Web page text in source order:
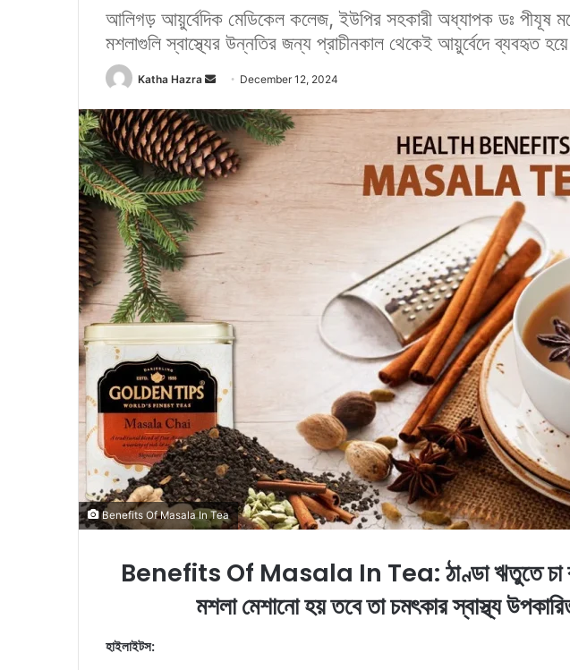
আলিগড় আয়ুর্বেদিক মেডিকেল কলেজ, ইউপির সহকারী অধ্যাপক ডঃ পীযূষ
মশলাগুলি স্বাস্থ্যের উন্নতির জন্য প্রাচীনকাল থেকেই আয়ুর্বেদে ব্যবহৃত
Katha Hazra
n
d
a
n
e
m
a
December 12, 2024
Benefits Of Masala In Tea
Benefits Of Masala In Tea: ঠাণ্ডা ঋতুতে চা
মশলা মেশানো হয় তবে তা চমৎকার স্বাস্থ্য
হাইলাইটস: